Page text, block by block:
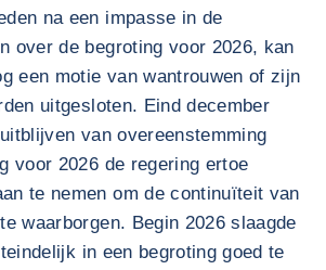
na een impasse in de
over de begroting voor 2026, kan
een motie van wantrouwen of zijn
uitgesloten. Eind december
van overeenstemming
voor 2026 de regering ertoe
te nemen om de continuïteit van
waarborgen. Begin 2026 slaagde
in een begroting goed te